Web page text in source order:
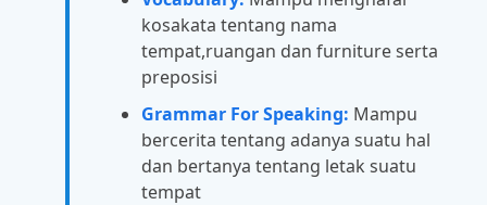
kosakata tentang nama
tempat,ruangan dan furniture serta
preposisi
Grammar For Speaking: Mampu
bercerita tentang adanya suatu hal
dan bertanya tentang letak suatu
tempat